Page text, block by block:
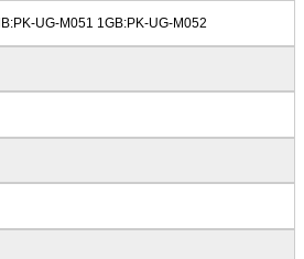
UG-M051 1GB:PK-UG-M052